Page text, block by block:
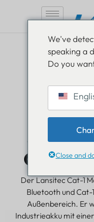
Cat-1
Der Lansitec Cat-1
Bluetooth und
Außenbereich. Er
Industrieakku mit
We've
speaking a
Do you
Close and